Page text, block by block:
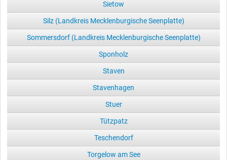
Sietow
Silz (Landkreis Mecklenburgische Seenplatte)
Sommersdorf (Landkreis Mecklenburgische Seenplatte)
Sponholz
Staven
Stavenhagen
Stuer
Tützpatz
Teschendorf
Torgelow am See